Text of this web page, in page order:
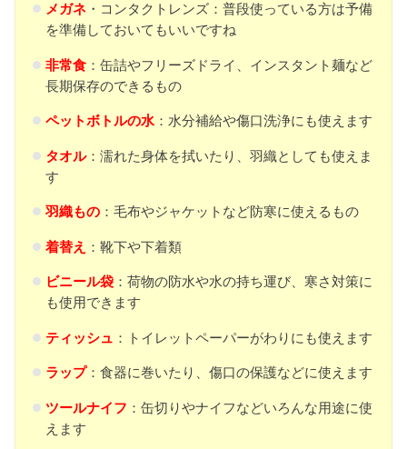
メガネ・コンタクトレンズ：普段使っている方は予備
を準備しておいてもいいですね
非常食：缶詰やフリーズドライ、インスタント麺など
長期保存のできるもの
ペットボトルの水：水分補給や傷口洗浄にも使えます
タオル：濡れた身体を拭いたり、羽織としても使えま
す
羽織もの：毛布やジャケットなど防寒に使えるもの
着替え ：靴下や下着類
ビニール袋：荷物の防水や水の持ち運び、寒さ対策に
も使用できます
ティッシュ ：トイレットペーパーがわりにも使えます
ラップ：食器に巻いたり、傷口の保護などに使えます
ツールナイフ ：缶切りやナイフなどいろんな用途に使
えます